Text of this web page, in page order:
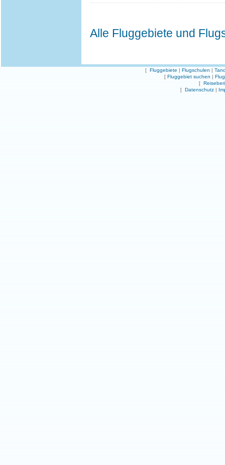
Alle Fluggebiete und
[ Fluggebiete | Flugschulen |
[ Fluggebiet suchen |
[
[ Datenschutz |